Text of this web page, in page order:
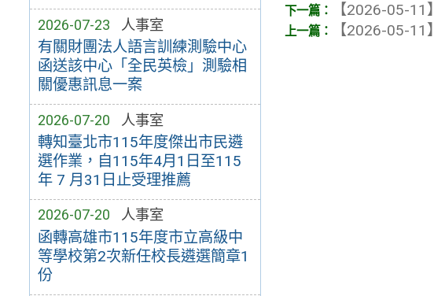
2026-07-23 人事室
有關財團法人語言訓練測驗中心
函送該中心「全民英檢」測驗相
關優惠訊息一案
2026-07-20 人事室
轉知臺北市115年度傑出市民遴
選作業，自115年4月1日至115
年 7 月31日止受理推薦
2026-07-20 人事室
函轉高雄市115年度市立高級中
等學校第2次新任校長遴選簡章1
份
【2026-05-11】
【2026-05-11】